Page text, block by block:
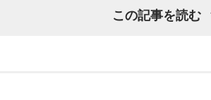
番組名：Dr.Recella presents 江原啓之 お
寅の日は、古くから金運や旅立ちに縁起
この記事を読む